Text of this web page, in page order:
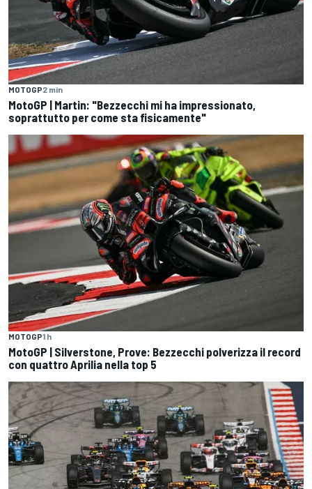
MOTOGP2 min
MotoGP | Martin: "Bezzecchi mi ha impressionato,
soprattutto per come sta fisicamente"
MOTOGP1 h
MotoGP | Silverstone, Prove: Bezzecchi polverizza il record
con quattro Aprilia nella top 5